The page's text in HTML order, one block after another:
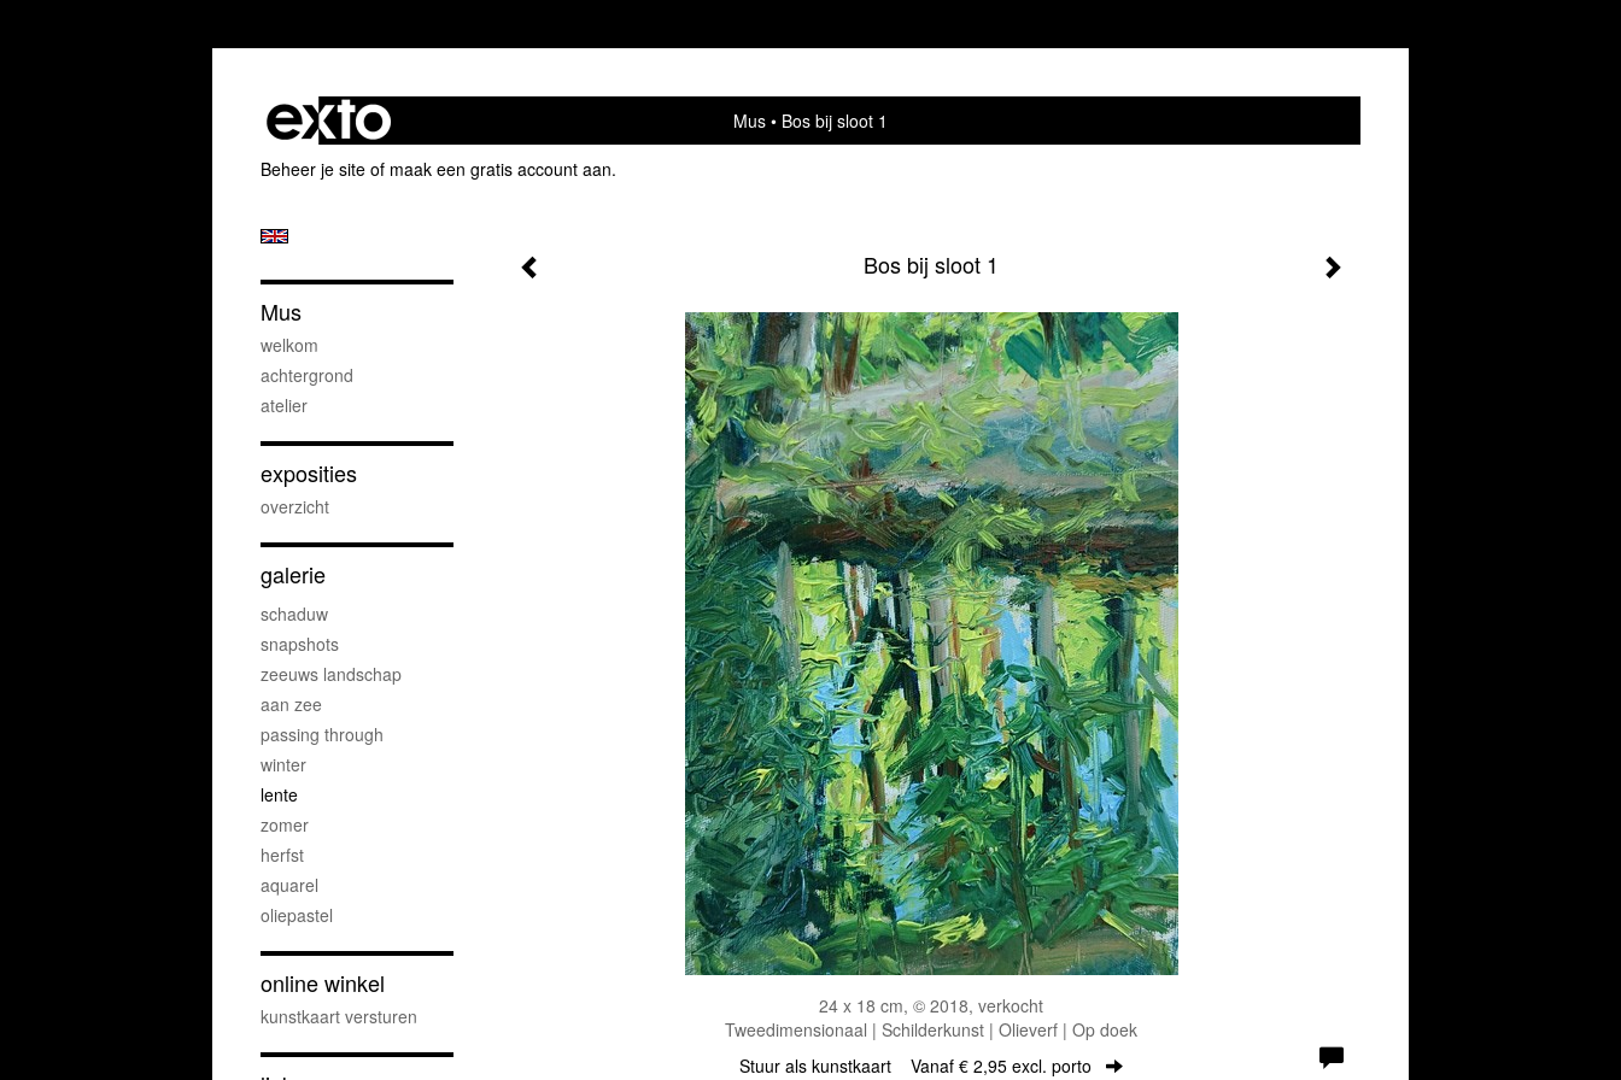
Mus
Bos bij sloot 1
Beheer je site of maak een gratis account aan.
Bos bij sloot 1
24 x 18 cm, © 2018, verkocht
Tweedimensionaal | Schilderkunst | Olieverf | Op doek
Stuur als kunstkaart Vanaf € 2,95 excl. porto
Mus
welkom
achtergrond
atelier
exposities
overzicht
galerie
schaduw
snapshots
zeeuws landschap
aan zee
passing through
winter
lente
zomer
herfst
aquarel
oliepastel
online winkel
kunstkaart versturen